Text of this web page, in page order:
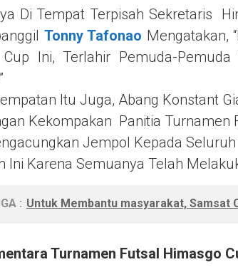
Di Tempat Terpisah Sekretaris
Tonny Tafonao Mengatakan,
Ini, Terlahir Pemuda-
Itu Juga, Abang Konstant
Kekompakan Panitia Turnamen
Jempol Kepada
Ini Karena Semuanya Telah
: Untuk Membantu masyarakat, Samsat
Turnamen Futsal Himasgo